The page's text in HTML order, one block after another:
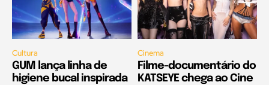
Cultura
GUM lança linha de
higiene bucal inspirada
Cinema
Filme-documentário do
KATSEYE chega ao Cine